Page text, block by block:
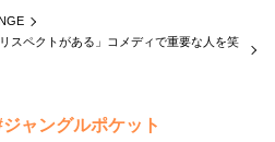
スペクトがある」コメディで重要な人を笑
ジャングルポケット